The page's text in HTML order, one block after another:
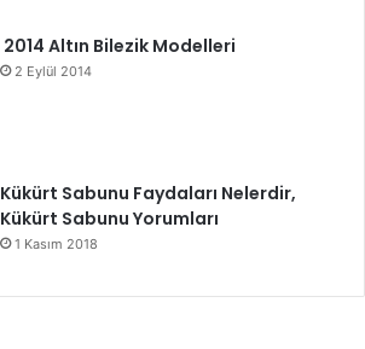
2014 Altın Bilezik Modelleri
2 Eylül 2014
Kükürt Sabunu Faydaları Nelerdir,
Kükürt Sabunu Yorumları
1 Kasım 2018